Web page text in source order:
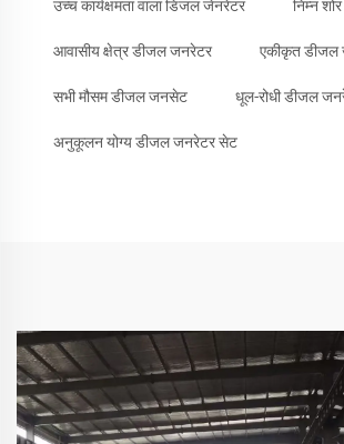
उच्च कार्यक्षमता वाला डिजल जेनरेटर निम्न
आवासीय क्षेत्र डीजल जनरेटर एकीकृत डीजल
सभी मौसम डीजल जनसेट धूल-रोधी डीजल
अनुकूलन योग्य डीजल जनरेटर सेट